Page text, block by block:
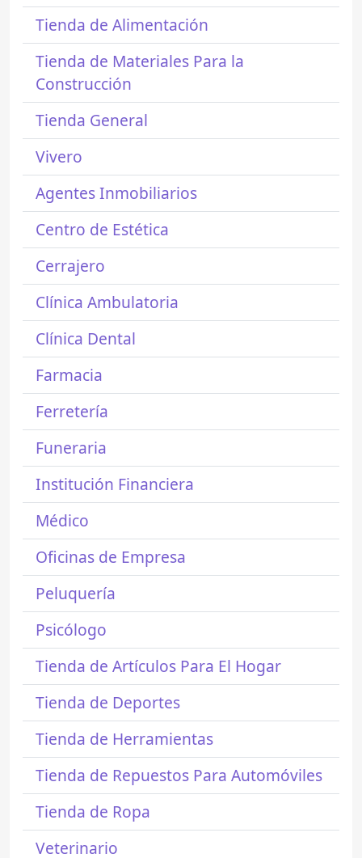
Tienda de Alimentación
Tienda de Materiales Para la
Construcción
Tienda General
Vivero
Agentes Inmobiliarios
Centro de Estética
Cerrajero
Clínica Ambulatoria
Clínica Dental
Farmacia
Ferretería
Funeraria
Institución Financiera
Médico
Oficinas de Empresa
Peluquería
Psicólogo
Tienda de Artículos Para El Hogar
Tienda de Deportes
Tienda de Herramientas
Tienda de Repuestos Para Automóviles
Tienda de Ropa
Veterinario